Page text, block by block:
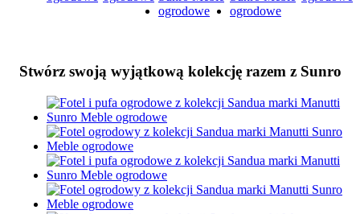
Stwórz swoją wyjątkową kolekcję razem z Sunro